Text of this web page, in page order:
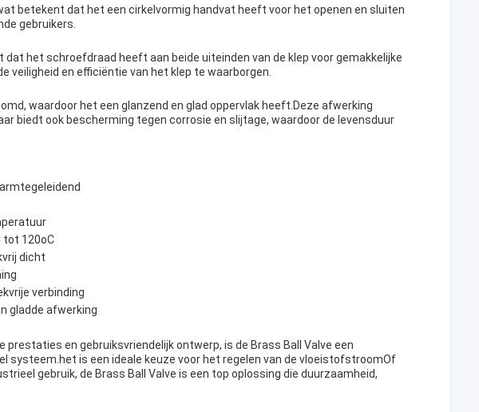
betekent dat het een cirkelvormig handvat heeft voor het openen en sluiten
gebruikers.
dat het schroefdraad heeft aan beide uiteinden van de klep voor gemakkelijke
veiligheid en efficiëntie van het klep te waarborgen.
waardoor het een glanzend en glad oppervlak heeft.Deze afwerking
biedt ook bescherming tegen corrosie en slijtage, waardoor de levensduur
tot 120oC
dicht
verbinding
gladde afwerking
en gebruiksvriendelijk ontwerp, is de Brass Ball Valve een
systeem.het is een ideale keuze voor het regelen van de vloeistofstroomOf
gebruik, de Brass Ball Valve is een top oplossing die duurzaamheid,